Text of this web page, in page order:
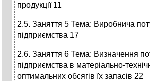
продукції 11
2.5. Заняття 5 Тема: Виробнича
підприємства 17
2.6. Заняття 6 Тема: Визначення
підприємства в матеріально-
оптимальних обсягів їх запасів 22